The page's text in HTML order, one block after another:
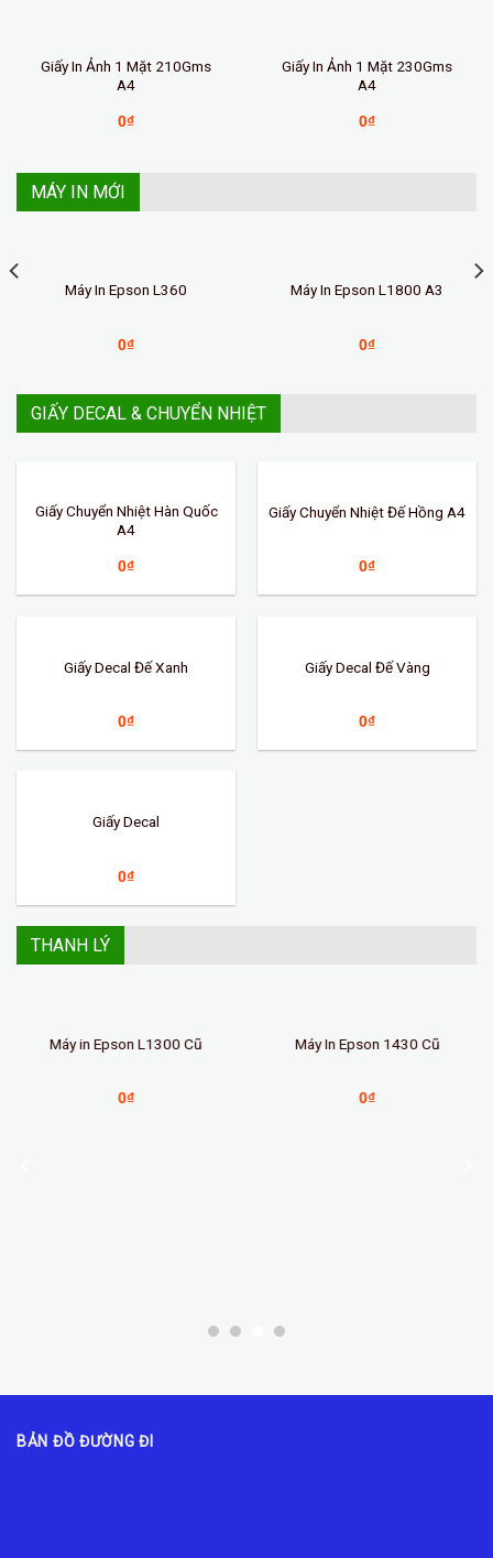
Giấy In Ảnh 1 Mặt 210Gms
A4
0₫
Giấy In Ảnh 1 Mặt 230Gms
A4
0₫
MÁY IN MỚI
Máy In Epson L360
0₫
Máy In Epson L1800 A3
0₫
GIẤY DECAL & CHUYỂN NHIỆT
Giấy Chuyển Nhiệt Hàn Quốc
A4
0₫
Giấy Chuyển Nhiệt Đế Hồng A4
0₫
Giấy Decal Đế Xanh
0₫
Giấy Decal Đế Vàng
0₫
Giấy Decal
0₫
THANH LÝ
Máy in Epson L1300 Cũ
0₫
Máy In Epson 1430 Cũ
0₫
BẢN ĐỒ ĐƯỜNG ĐI